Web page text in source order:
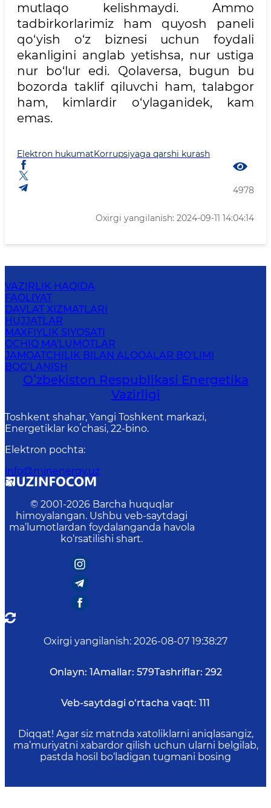
mutlaqo kelishmaydi. Ammo
tadbirkorlarimiz ham quyosh paneli
qo‘yish o‘z biznesi uchun foydali
ekanligini anglab yetishsa, nur ustiga
nur bo‘lur edi. Qolaversa, bugun bu
bozorda taklif qiluvchi ham, talabgor
ham, kimlardir o‘ylaganidek, kam
emas.
Elektron hukumatKorrupsiyaga qarshi kurash
4978
Oxirgi yangilanish: 2024-09-11 14:04:14
VAZIRLIK HAQIDA
FAOLIYAT
DAVLAT XIZMATLARI
HUJJATLAR
MAXFIYLIK SIYOSATI
OCHIQ MA'LUMOTLAR
JAMOATCHILIK BILAN ALOQALAR BO'LIMI
BOG‘LANISH
Oʻzbekiston Respublikasi Energetika
Vazirligi
Toshkent shahar, Yangi Toshkent markazi,
Energetiklar koʻchasi, 22-bino.
Elektron pochta:
info@minenergy.uz
© 2001-2026 Barcha huquqlar
himoyalangan. Ushbu veb-saytdagi
ma’lumotlardan foydalanganda havola
ko‘rsatilishi shart.
Oxirgi yangilanish: 2026-08-07 19:38:27
Onlayn: 1Amallar: 579Tashriflar: 292
Veb-saytdagi o‘rtacha vaqt: 111
Diqqat! Agar siz matnda xatoliklarni aniqlasangiz,
ma’muriyatni xabardor qilish uchun ularni belgilab,
pastda hosil bo‘ladigan tugmani bosing